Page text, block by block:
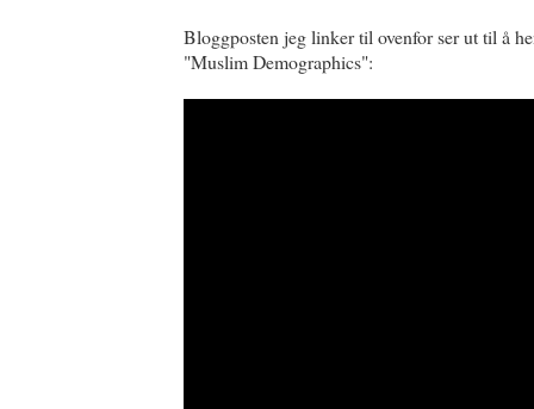
Bloggposten jeg linker til ovenfor ser ut til å
"Muslim Demographics":